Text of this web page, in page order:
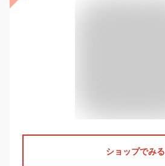
ショップでみる